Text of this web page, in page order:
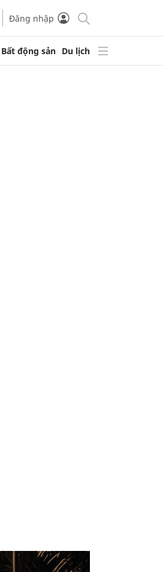
Đăng nhập
Bất động sản Du lịch